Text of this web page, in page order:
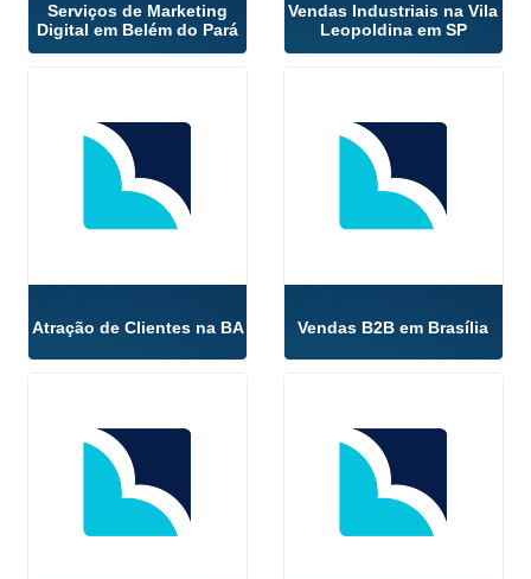
Serviços de Marketing
Digital em Belém do Pará
Vendas Industriais na Vila
Leopoldina em SP
Atração de Clientes na BA Vendas B2B em Brasília